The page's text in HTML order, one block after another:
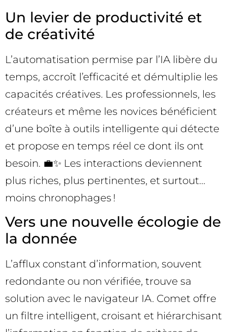
Un levier de productivité et
de créativité
L’automatisation permise par l’IA libère du
temps, accroît l’efficacité et démultiplie les
capacités créatives. Les professionnels, les
créateurs et même les novices bénéficient
d’une boîte à outils intelligente qui détecte
et propose en temps réel ce dont ils ont
besoin. 💼✨ Les interactions deviennent
plus riches, plus pertinentes, et surtout…
moins chronophages !
Vers une nouvelle écologie de
la donnée
L’afflux constant d’information, souvent
redondante ou non vérifiée, trouve sa
solution avec le navigateur IA. Comet offre
un filtre intelligent, croisant et hiérarchisant